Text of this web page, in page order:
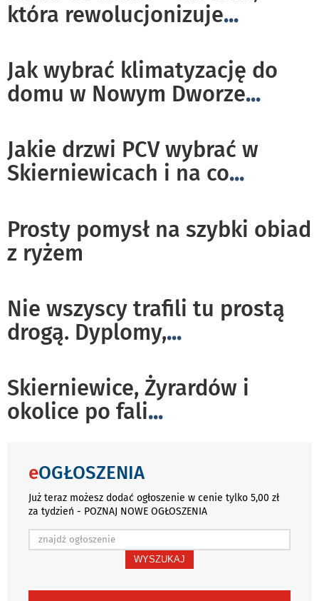
która rewolucjonizuje...
Jak wybrać klimatyzację do
domu w Nowym Dworze...
Jakie drzwi PCV wybrać w
Skierniewicach i na co...
Prosty pomysł na szybki obiad
z ryżem
Nie wszyscy trafili tu prostą
drogą. Dyplomy,...
Skierniewice, Żyrardów i
okolice po fali...
eOGŁOSZENIA
Już teraz możesz dodać ogłoszenie w cenie tylko 5,00 zł
za tydzień - POZNAJ NOWE OGŁOSZENIA
WYSZUKAJ